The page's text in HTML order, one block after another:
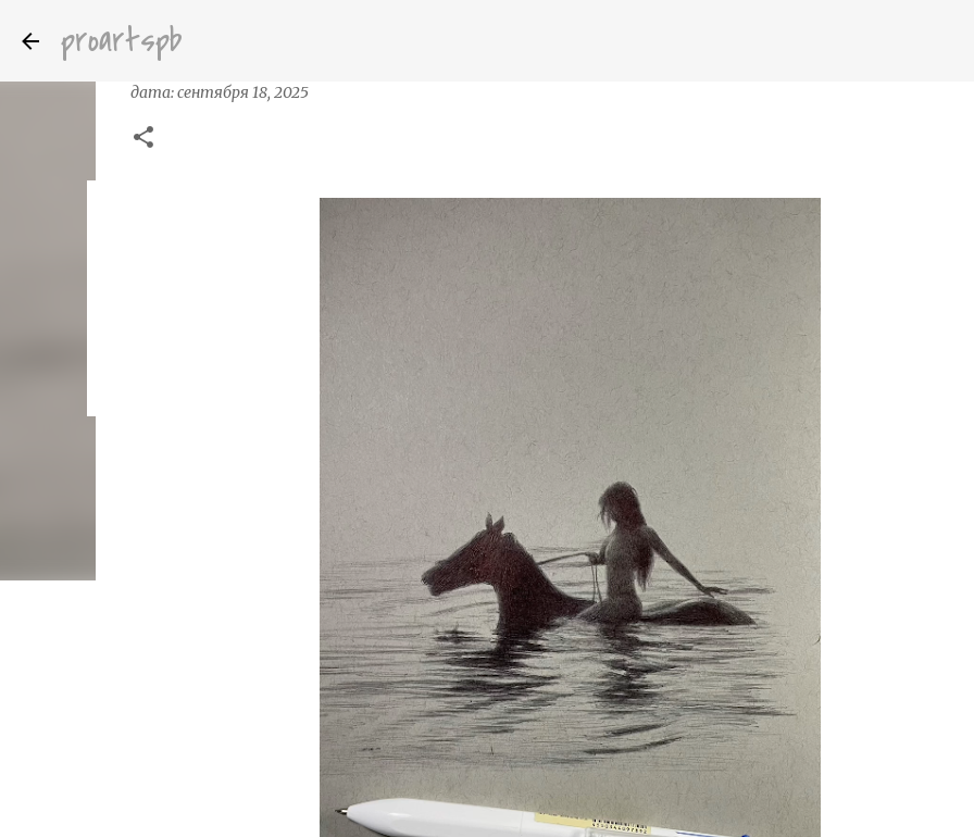
proartspb
Бумажные скульптуры канадского художника Келвина Николса (Calvin Nicholls)
дата:сентября 18, 2025